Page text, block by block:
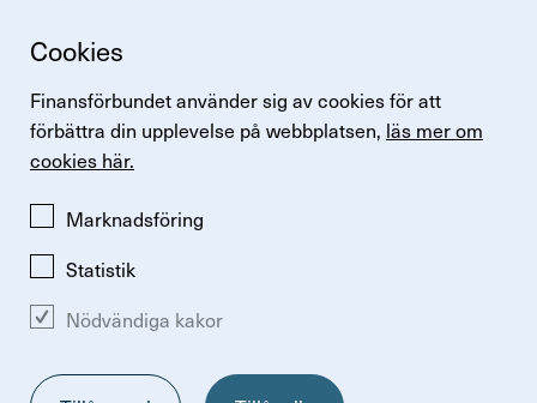
Cookies
Finansförbundet använder sig av cookies för att
förbättra din upplevelse på webbplatsen, läs mer om
cookies här.
Marknadsföring
Statistik
Nödvändiga kakor
Snabb­länkar
Logga in
Lönestatistik
Finansförbundets kollektivavtal
Perspektiv
Ändra inställningar för kakor